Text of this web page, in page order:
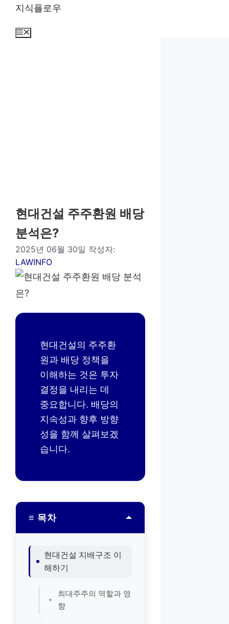
지식플로우
메
현대건설 주주환원 배당
분석은?
2025년 06월 30일 작성자:
LAWINFO
현대건설의 주주환
원과 배당 정책을
이해하는 것은 투자
결정을 내리는 데
중요합니다. 배당의
지속성과 향후 방향
성을 함께 살펴보겠
습니다.
≡ 목차
현대건설 지배구조 이
해하기
최대주주의 역할과 영
향